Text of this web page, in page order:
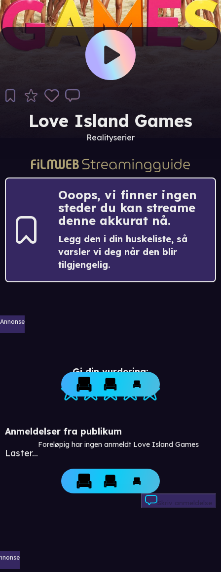
Love Island Games
Realityserier
Ooops, vi finner ingen
steder du kan streame
denne akkurat nå.
Legg den i din huskeliste, så
varsler vi deg når den blir
tilgjengelig.
Annonse
Gi din vurdering:
Anmeldelser fra publikum
Laster...
Foreløpig har ingen anmeldt Love Island Games
Skriv anmeldelse